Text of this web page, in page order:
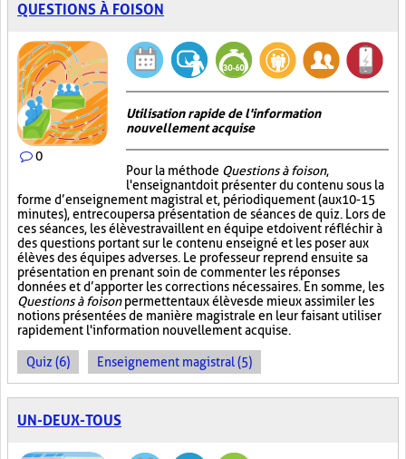
QUESTIONS À FOISON
0
Utilisation rapide de l'information
nouvellement acquise
Pour la méthode Questions à foison,
l'enseignant doit présenter du contenu sous la
forme d’enseignement magistral et, périodiquement (aux 10-15
minutes), entrecouper sa présentation de séances de quiz. Lors de
ces séances, les élèves travaillent en équipe et doivent réfléchir à
des questions portant sur le contenu enseigné et les poser aux
élèves des équipes adverses. Le professeur reprend ensuite sa
présentation en prenant soin de commenter les réponses
données et d’apporter les corrections nécessaires. En somme, les
Questions à foisonpermettent aux élèves de mieux assimiler les
notions présentées de manière magistrale en leur faisant utiliser
rapidement l'information nouvellement acquise.
Quiz (6) Enseignement magistral (5)
UN-DEUX-TOUS